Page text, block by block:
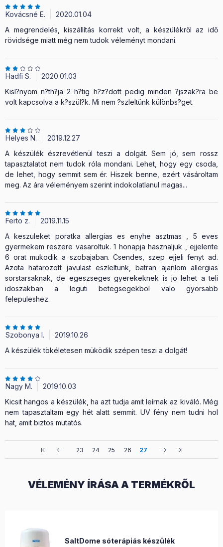
Kovácsné E.
2020.01.04
A megrendelés, kiszállítás korrekt volt, a készülékről az idő
rövidsége miatt még nem tudok véleményt mondani.
Hadfi S.
2020.01.03
Kisl?nyom n?th?ja 2 h?tig h?z?dott pedig minden ?jszak?ra be
volt kapcsolva a k?szül?k. Mi nem ?szleltünk különbs?get.
Helyes N.
2019.12.27
A készülék észrevétlenül teszi a dolgát. Sem jó, sem rossz
tapasztalatot nem tudok róla mondani. Lehet, hogy egy csoda,
de lehet, hogy semmit sem ér. Hiszek benne, ezért vásároltam
meg. Az ára véleményem szerint indokolatlanul magas...
Ferto z.
2019.11.15
A keszuleket poratka allergias es enyhe asztmas , 5 eves
gyermekem reszere vasaroltuk. 1 honapja hasznaljuk , ejjelente
6 orat mukodik a szobajaban. Csendes, szep ejjeli fenyt ad.
Azota hatarozott javulast eszleltunk, batran ajanlom allergias
sorstarsaknak, de egeszseges gyerekeknek is jo lehet a teli
idoszakban a leguti betegsegekbol valo gyorsabb
felepuleshez.
Szobonya I.
2019.10.26
A készülék tökéletesen müködik szépen teszi a dolgát!
Nagy M.
2019.10.03
Kicsit hangos a készülék, ha azt tudja amit leírnak az kiváló. Még
nem tapasztaltam egy hét alatt semmit. UV fény nem tudni hol
hat, amit biztos mutatós.
23 24 25 26 27
VÉLEMÉNY ÍRÁSA A TERMÉKRŐL
SaltDome sóterápiás készülék